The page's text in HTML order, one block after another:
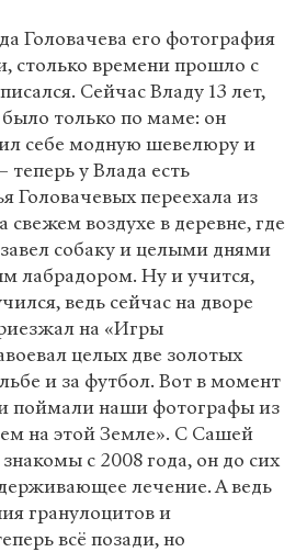
Головачева его фотография
столько времени прошло с
Сейчас Владу 13 лет,
только по маме: он
себе модную шевелюру и
у Влада есть
Головачевых переехала из
свежем воздухе в деревне, где
собаку и целыми днями
лабрадором. Ну и учится,
ведь сейчас на дворе
на «Игры
целых две золотых
и за футбол. Вот в момент
поймали наши фотографы из
на этой Земле». С Сашей
с 2008 года, он до сих
лечение. А ведь
гранулоцитов и
всё позади, но